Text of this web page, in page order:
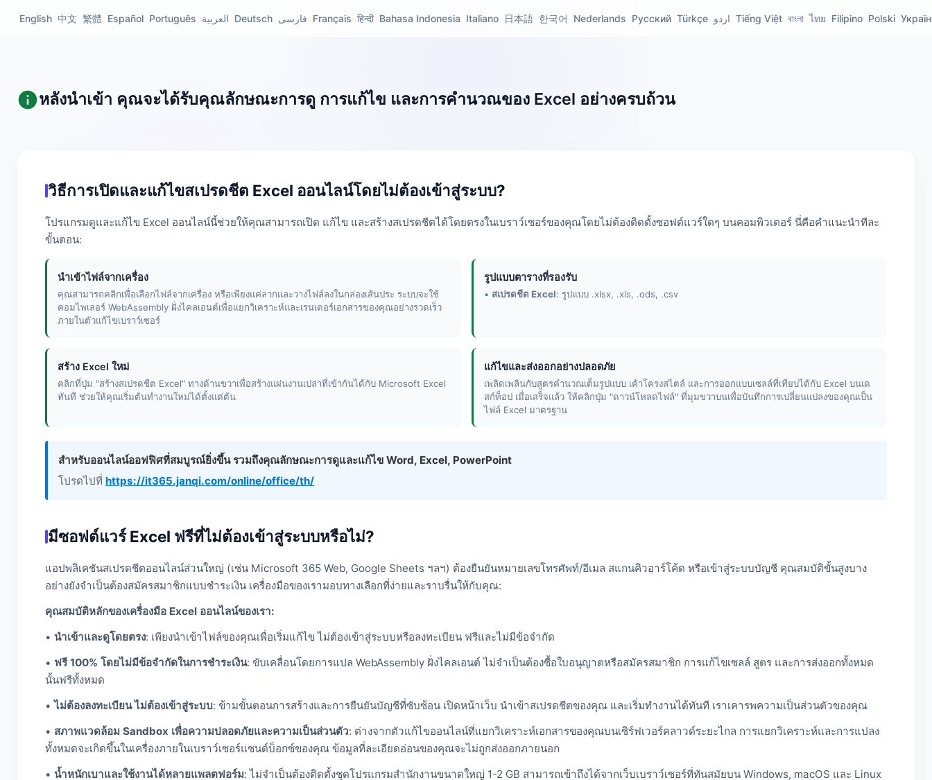
English 中文 繁體 Español Português العربية Deutsch فارسی Français हिन्दी Bahasa Indonesia Italiano 日本語 한국어 Nederlands Русский Türkçe اردو Tiếng Việt বাংলা ไทย Filipino Polski
หลังนำเข้า คุณจะได้รับคุณลักษณะการดู การแก้ไข และการคำนวณของ Excel อย่างครบถ้วน
วิธีการเปิดและแก้ไขสเปรดชีต Excel ออนไลน์โดยไม่ต้องเข้าสู่ระบบ?
โปรแกรมดูและแก้ไข Excel ออนไลน์นี้ช่วยให้คุณสามารถเปิด แก้ไข และสร้างสเปรดชีตได้โดยตรงในเบราว์เซอร์ของคุณโดยไม่ต้องติดตั้งซอฟต์แวร์ใดๆ บนคอมพิวเตอร์ นี่คือคำแนะนำทีละ
ขั้นตอน:
นำเข้าไฟล์จากเครื่อง
คุณสามารถคลิกเพื่อเลือกไฟล์จากเครื่อง หรือเพียงแค่ลากและวางไฟล์ลงในกล่องเส้นประ ระบบจะใช้
คอมไพเลอร์ WebAssembly ฝั่งไคลเอนต์เพื่อแยกวิเคราะห์และเรนเดอร์เอกสารของคุณอย่างรวดเร็ว
ภายในตัวแก้ไขเบราว์เซอร์
รูปแบบตารางที่รองรับ
• สเปรดชีต Excel: รูปแบบ .xlsx, .xls, .ods, .csv
สร้าง Excel ใหม่
คลิกที่ปุ่ม "สร้างสเปรดชีต Excel" ทางด้านขวาเพื่อสร้างแผ่นงานเปล่าที่เข้ากันได้กับ Microsoft Excel
ทันที ช่วยให้คุณเริ่มต้นทำงานใหม่ได้ตั้งแต่ต้น
แก้ไขและส่งออกอย่างปลอดภัย
เพลิดเพลินกับสูตรคำนวณเต็มรูปแบบ เค้าโครงสไตล์ และการออกแบบเซลล์ที่เทียบได้กับ Excel บนเด
สก์ท็อป เมื่อเสร็จแล้ว ให้คลิกปุ่ม "ดาวน์โหลดไฟล์" ที่มุมขวาบนเพื่อบันทึกการเปลี่ยนแปลงของคุณเป็น
ไฟล์ Excel มาตรฐาน
สำหรับออนไลน์ออฟฟิศที่สมบูรณ์ยิ่งขึ้น รวมถึงคุณลักษณะการดูและแก้ไข Word, Excel, PowerPoint
โปรดไปที่ https://it365.janqi.com/online/office/th/
มีซอฟต์แวร์ Excel ฟรีที่ไม่ต้องเข้าสู่ระบบหรือไม่?
แอปพลิเคชันสเปรดชีตออนไลน์ส่วนใหญ่ (เช่น Microsoft 365 Web, Google Sheets ฯลฯ) ต้องยืนยันหมายเลขโทรศัพท์/อีเมล สแกนคิวอาร์โค้ด หรือเข้าสู่ระบบบัญชี คุณสมบัติขั้นสูงบาง
อย่างยังจำเป็นต้องสมัครสมาชิกแบบชำระเงิน เครื่องมือของเรามอบทางเลือกที่ง่ายและราบรื่นให้กับคุณ:
คุณสมบัติหลักของเครื่องมือ Excel ออนไลน์ของเรา:
• นำเข้าและดูโดยตรง: เพียงนำเข้าไฟล์ของคุณเพื่อเริ่มแก้ไข ไม่ต้องเข้าสู่ระบบหรือลงทะเบียน ฟรีและไม่มีข้อจำกัด
• ฟรี 100% โดยไม่มีข้อจำกัดในการชำระเงิน: ขับเคลื่อนโดยการแปล WebAssembly ฝั่งไคลเอนต์ ไม่จำเป็นต้องซื้อใบอนุญาตหรือสมัครสมาชิก การแก้ไขเซลล์ สูตร และการส่งออกทั้งหมด
นั้นฟรีทั้งหมด
•ไม่ต้องลงทะเบียน ไม่ต้องเข้าสู่ระบบ: ข้ามขั้นตอนการสร้างและการยืนยันบัญชีที่ซับซ้อน เปิดหน้าเว็บ นำเข้าสเปรดชีตของคุณ และเริ่มทำงานได้ทันที เราเคารพความเป็นส่วนตัวของคุณ
• สภาพแวดล้อม Sandbox เพื่อความปลอดภัยและความเป็นส่วนตัว: ต่างจากตัวแก้ไขออนไลน์ที่แยกวิเคราะห์เอกสารของคุณบนเซิร์ฟเวอร์คลาวด์ระยะไกล การแยกวิเคราะห์และการแปลง
ทั้งหมดจะเกิดขึ้นในเครื่องภายในเบราว์เซอร์แซนด์บ็อกซ์ของคุณ ข้อมูลที่ละเอียดอ่อนของคุณจะไม่ถูกส่งออกภายนอก
• น้ำหนักเบาและใช้งานได้หลายแพลตฟอร์ม: ไม่จำเป็นต้องติดตั้งชุดโปรแกรมสำนักงานขนาดใหญ่ 1-2 GB สามารถเข้าถึงได้จากเว็บเบราว์เซอร์ที่ทันสมัยบน Windows, macOS และ Linux